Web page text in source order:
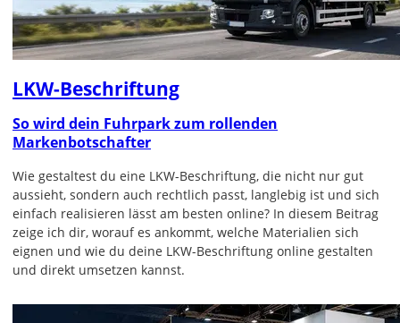
LKW-Beschriftung
So wird dein Fuhrpark zum rollenden
Markenbotschafter
Wie gestaltest du eine LKW-Beschriftung, die nicht nur gut
aussieht, sondern auch rechtlich passt, langlebig ist und sich
einfach realisieren lässt am besten online? In diesem Beitrag
zeige ich dir, worauf es ankommt, welche Materialien sich
eignen und wie du deine LKW-Beschriftung online gestalten
und direkt umsetzen kannst.